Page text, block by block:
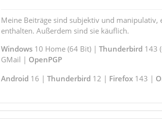
Meine Beiträge sind subjektiv und
enthalten. Außerdem sind sie käuflich.
Windows10 Home (64 Bit) | Thunderbird 143
GMail | OpenPGP
Android 16 | Thunderbird 12 | Firefox143 |